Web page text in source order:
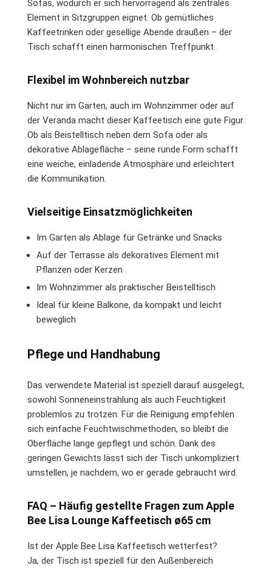
Sofas, wodurch er sich hervorragend als zentrales
Element in Sitzgruppen eignet. Ob gemütliches
Kaffeetrinken oder gesellige Abende draußen – der
Tisch schafft einen harmonischen Treffpunkt.
Flexibel im Wohnbereich nutzbar
Nicht nur im Garten, auch im Wohnzimmer oder auf
der Veranda macht dieser Kaffeetisch eine gute Figur.
Ob als Beistelltisch neben dem Sofa oder als
dekorative Ablagefläche – seine runde Form schafft
eine weiche, einladende Atmosphäre und erleichtert
die Kommunikation.
Vielseitige Einsatzmöglichkeiten
Im Garten als Ablage für Getränke und Snacks
Auf der Terrasse als dekoratives Element mit
Pflanzen oder Kerzen
Im Wohnzimmer als praktischer Beistelltisch
Ideal für kleine Balkone, da kompakt und leicht
beweglich
Pflege und Handhabung
Das verwendete Material ist speziell darauf ausgelegt,
sowohl Sonneneinstrahlung als auch Feuchtigkeit
problemlos zu trotzen. Für die Reinigung empfehlen
sich einfache Feuchtwischmethoden, so bleibt die
Oberfläche lange gepflegt und schön. Dank des
geringen Gewichts lässt sich der Tisch unkompliziert
umstellen, je nachdem, wo er gerade gebraucht wird.
FAQ – Häufig gestellte Fragen zum Apple
Bee Lisa Lounge Kaffeetisch ø65 cm
Ist der Apple Bee Lisa Kaffeetisch wetterfest?
Ja, der Tisch ist speziell für den Außenbereich